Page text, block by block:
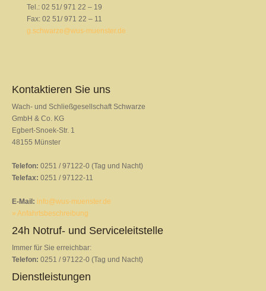
Tel.: 02 51/ 971 22 – 19
Fax: 02 51/ 971 22 – 11
g.schwarze@wus-muenster.de
Kontaktieren Sie uns
Wach- und Schließgesellschaft Schwarze
GmbH & Co. KG
Egbert-Snoek-Str. 1
48155 Münster
Telefon: 0251 / 97122-0 (Tag und Nacht)
Telefax: 0251 / 97122-11
E-Mail: info@wus-muenster.de
» Anfahrtsbeschreibung
24h Notruf- und Serviceleitstelle
Immer für Sie erreichbar:
Telefon: 0251 / 97122-0 (Tag und Nacht)
Dienstleistungen